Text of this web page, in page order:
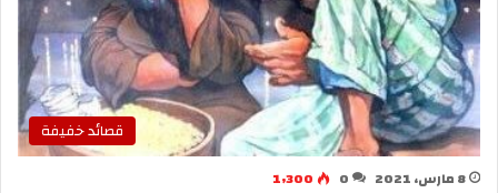
قصائد خفيفة
8 مارس، 2021 0
1٬300